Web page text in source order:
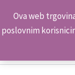
Ova web
poslovnim
content